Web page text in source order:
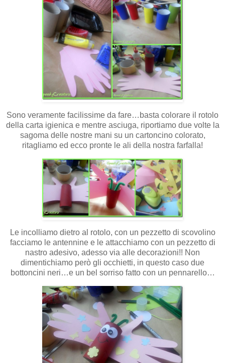
Sono veramente facilissime da fare…basta colorare il rotolo
della carta igienica e mentre asciuga, riportiamo due volte la
sagoma delle nostre mani su un cartoncino colorato,
ritagliamo ed ecco pronte le ali della nostra farfalla!
Le incolliamo dietro al rotolo, con un pezzetto di scovolino
facciamo le antennine e le attacchiamo con un pezzetto di
nastro adesivo, adesso via alle decorazioni!! Non
dimentichiamo però gli occhietti, in questo caso due
bottoncini neri…e un bel sorriso fatto con un pennarello…